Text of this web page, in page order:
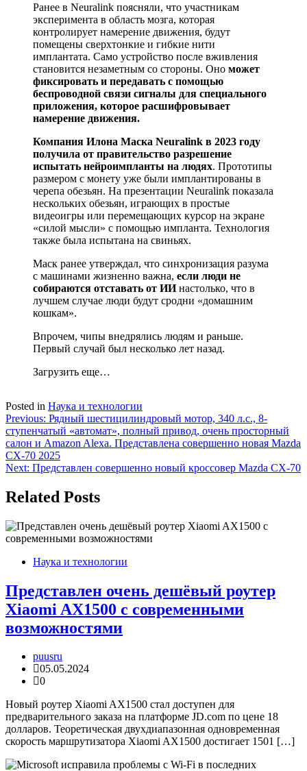
Ранее в Neuralink поясняли, что участникам
эксперимента в область мозга, которая
контролирует намерение движения, будут
помещены сверхтонкие и гибкие нити
имплантата. Само устройство после вживления
становится незаметным со стороны. Оно может
фиксировать и передавать с помощью
беспроводной связи сигналы для специального
приложения, которое расшифровывает
намерение движения.
Компания Илона Маска Neuralink в 2023 году
получила от правительство разрешение
испытать нейроимпланты на людях. Прототипы
размером с монету уже были имплантированы в
черепа обезьян. На презентации Neuralink показала
нескольких обезьян, играющих в простые
видеоигры или перемещающих курсор на экране
«силой мысли» с помощью импланта. Технология
также была испытана на свиньях.
Маск ранее утверждал, что синхронизация разума
с машинами жизненно важна, если люди не
собираются отставать от ИИнастолько, что в
лучшем случае люди будут сродни «домашним
кошкам».
Впрочем, чипы внедрялись людям и раньше.
Первый случай был несколько лет назад.
Загрузить еще…
Posted in Наука и технологии
Навигация
по
записям
Previous: Рядный шестицилиндровый мотор, 340 л.с., 8-
ступенчатый «автомат», полный привод, очень просторный
салон и Amazon Alexa. Представлена совершенно новая Mazda
CX-70 2025
Next: Представлен совершенно новый кроссовер Mazda CX-70
Related Posts
Наука и технологии
Представлен очень дешёвый роутер
Xiaomi AX1500 с современными
возможностями
puusru
05.05.2024
0
Новый роутер Xiaomi AX1500 стал доступен для
предварительного заказа на платформе JD.com по цене 18
долларов. Теоретическая двухдиапазонная одновременная
скорость маршрутизатора Xiaomi AX1500 достигает 1501 […]